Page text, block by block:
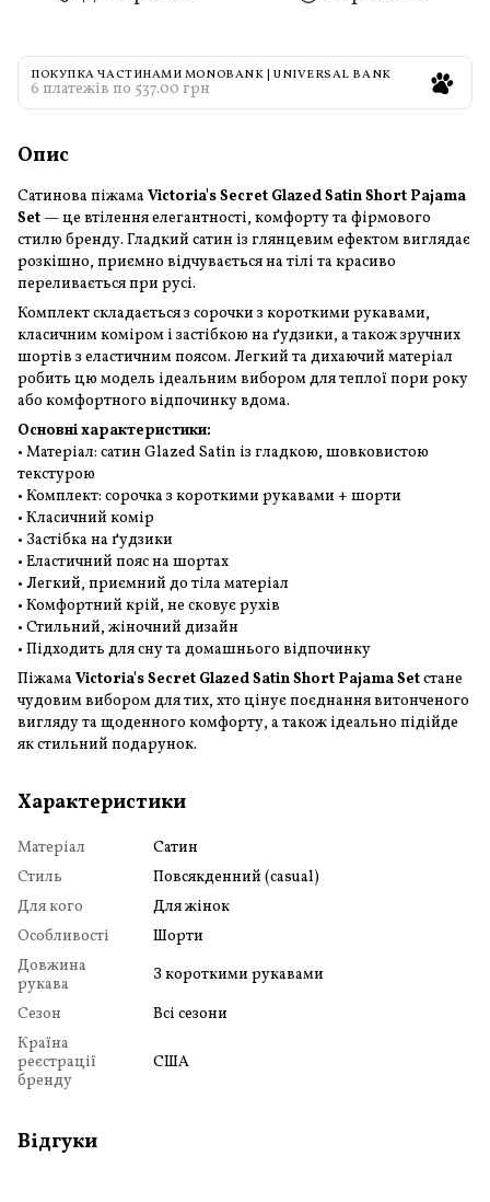
ПОКУПКА ЧАСТИНАМИ MONOBANK | UNIVERSAL BANK
6 платежів по 537.00 грн
Опис
Сатинова піжама Victoria's Secret Glazed Satin Short Pajama
Set — це втілення елегантності, комфорту та фірмового
стилю бренду. Гладкий сатин із глянцевим ефектом виглядає
розкішно, приємно відчувається на тілі та красиво
переливається при русі.
Комплект складається з сорочки з короткими рукавами,
класичним коміром і застібкою на ґудзики, а також зручних
шортів з еластичним поясом. Легкий та дихаючий матеріал
робить цю модель ідеальним вибором для теплої пори року
або комфортного відпочинку вдома.
Основні характеристики:
• Матеріал: сатин Glazed Satin із гладкою, шовковистою
текстурою
• Комплект: сорочка з короткими рукавами + шорти
• Класичний комір
• Застібка на ґудзики
• Еластичний пояс на шортах
• Легкий, приємний до тіла матеріал
• Комфортний крій, не сковує рухів
• Стильний, жіночний дизайн
• Підходить для сну та домашнього відпочинку
Піжама Victoria's Secret Glazed Satin Short Pajama Setстане
чудовим вибором для тих, хто цінує поєднання витонченого
вигляду та щоденного комфорту, а також ідеально підійде
як стильний подарунок.
Характеристики
Матеріал
Сатин
Стиль
Повсякденний (casual)
Для кого
Для жінок
Особливості
Шорти
Довжина
рукава
З короткими рукавами
Сезон
Всі сезони
Країна
реєстрації
бренду
США
Відгуки